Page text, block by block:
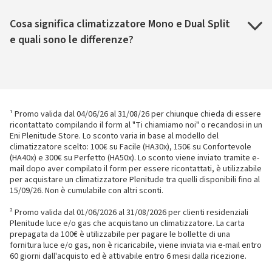
Cosa significa climatizzatore Mono e Dual Split
e quali sono le differenze?
¹ Promo valida dal 04/06/26 al 31/08/26 per chiunque chieda di essere
ricontattato compilando il form al "Ti chiamiamo noi" o recandosi in un
Eni Plenitude Store. Lo sconto varia in base al modello del
climatizzatore scelto: 100€ su Facile (HA30x), 150€ su Confortevole
(HA40x) e 300€ su Perfetto (HA50x). Lo sconto viene inviato tramite e-
mail dopo aver compilato il form per essere ricontattati, è utilizzabile
per acquistare un climatizzatore Plenitude tra quelli disponibili fino al
15/09/26. Non è cumulabile con altri sconti.
² Promo valida dal 01/06/2026 al 31/08/2026 per clienti residenziali
Plenitude luce e/o gas che acquistano un climatizzatore. La carta
prepagata da 100€ è utilizzabile per pagare le bollette di una
fornitura luce e/o gas, non è ricaricabile, viene inviata via e-mail entro
60 giorni dall'acquisto ed è attivabile entro 6 mesi dalla ricezione.